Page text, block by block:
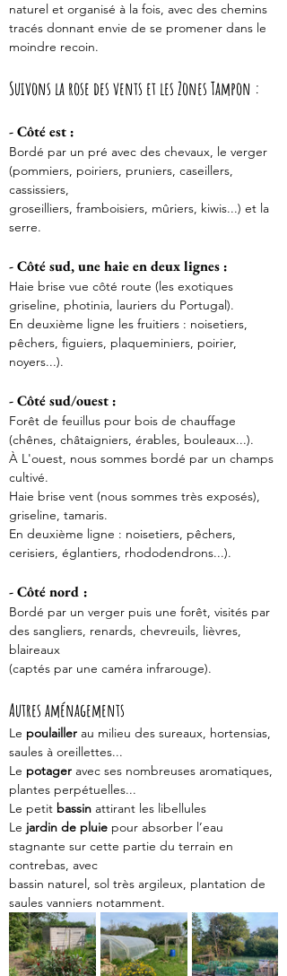
naturel et organisé à la fois, avec des chemins
tracés donnant envie de se promener dans le
moindre recoin.
Suivons la rose des vents et les Zones Tampon :
- Côté est :
Bordé par un pré avec des chevaux, le verger
(pommiers, poiriers, pruniers, caseillers,
cassissiers,
groseilliers, framboisiers, mûriers, kiwis...) et la
serre.
- Côté sud, une haie en deux lignes :
Haie brise vue côté route (les exotiques
griseline, photinia, lauriers du Portugal).
En deuxième ligne les fruitiers : noisetiers,
pêchers, figuiers, plaqueminiers, poirier,
noyers...).
- Côté sud/ouest :
Forêt de feuillus pour bois de chauffage
(chênes, châtaigniers, érables, bouleaux...).
À L'ouest, nous sommes bordé par un champs
cultivé.
Haie brise vent (nous sommes très exposés),
griseline, tamaris.
En deuxième ligne : noisetiers, pêchers,
cerisiers, églantiers, rhododendrons...).
- Côté nord :
Bordé par un verger puis une forêt, visités par
des sangliers, renards, chevreuils, lièvres,
blaireaux
(captés par une caméra infrarouge).
Autres aménagements
Le poulailler au milieu des sureaux, hortensias,
saules à oreillettes...
Le potager avec ses nombreuses aromatiques,
plantes perpétuelles...
Le petit bassin attirant les libellules
Le jardin de pluie pour absorber l’eau
stagnante sur cette partie du terrain en
contrebas, avec
bassin naturel, sol très argileux, plantation de
saules vanniers notamment.